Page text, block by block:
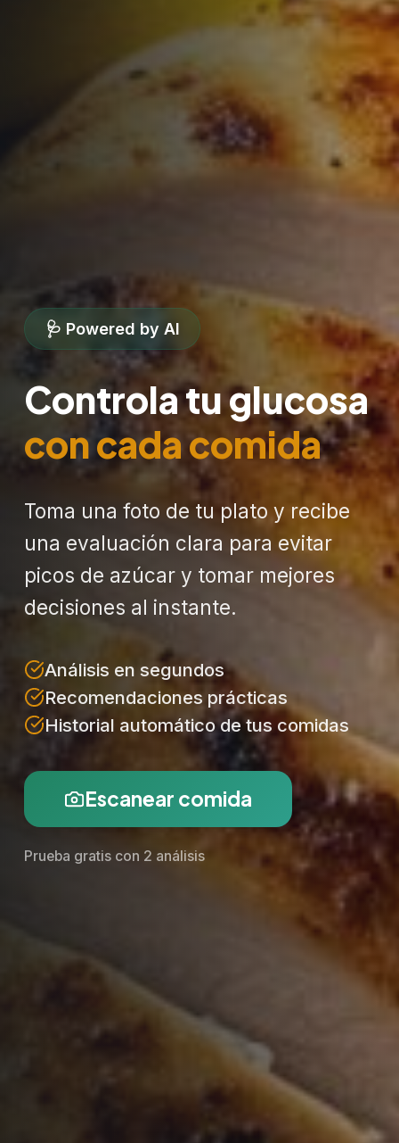
🩺 Powered by AI
Controla tu glucosa
con cada comida
Toma una foto de tu plato y recibe
una evaluación clara para evitar
picos de azúcar y tomar mejores
decisiones al instante.
Análisis en segundos
Recomendaciones prácticas
Historial automático de tus comidas
Escanear comida
Prueba gratis con 2 análisis